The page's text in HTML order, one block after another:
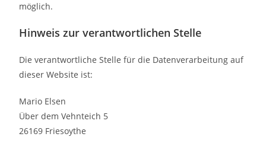
möglich.
Hinweis zur verantwortlichen Stelle
Die verantwortliche Stelle für die Datenverarbeitung auf
dieser Website ist:
Mario Elsen
Über dem Vehnteich 5
26169 Friesoythe